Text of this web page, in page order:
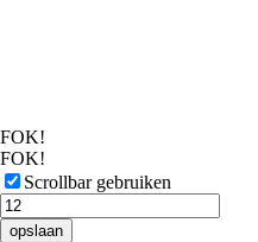
FOK!
FOK!
Scrollbar gebruiken
opslaan